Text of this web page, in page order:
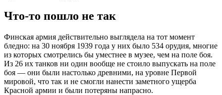
Что-то пошло не так
Финская армия действительно выглядела на тот момент
бледно: на 30 ноября 1939 года у них было 534 орудия, многие
из которых смотрелись бы уместнее в музее, чем на поле боя.
Из 26 их танков ни один вообще не стоило выпускать на поле
боя — они были настолько древними, на уровне Первой
мировой, что так и не смогли нанести заметного ущерба
Красной армии и были потеряны напрасно.